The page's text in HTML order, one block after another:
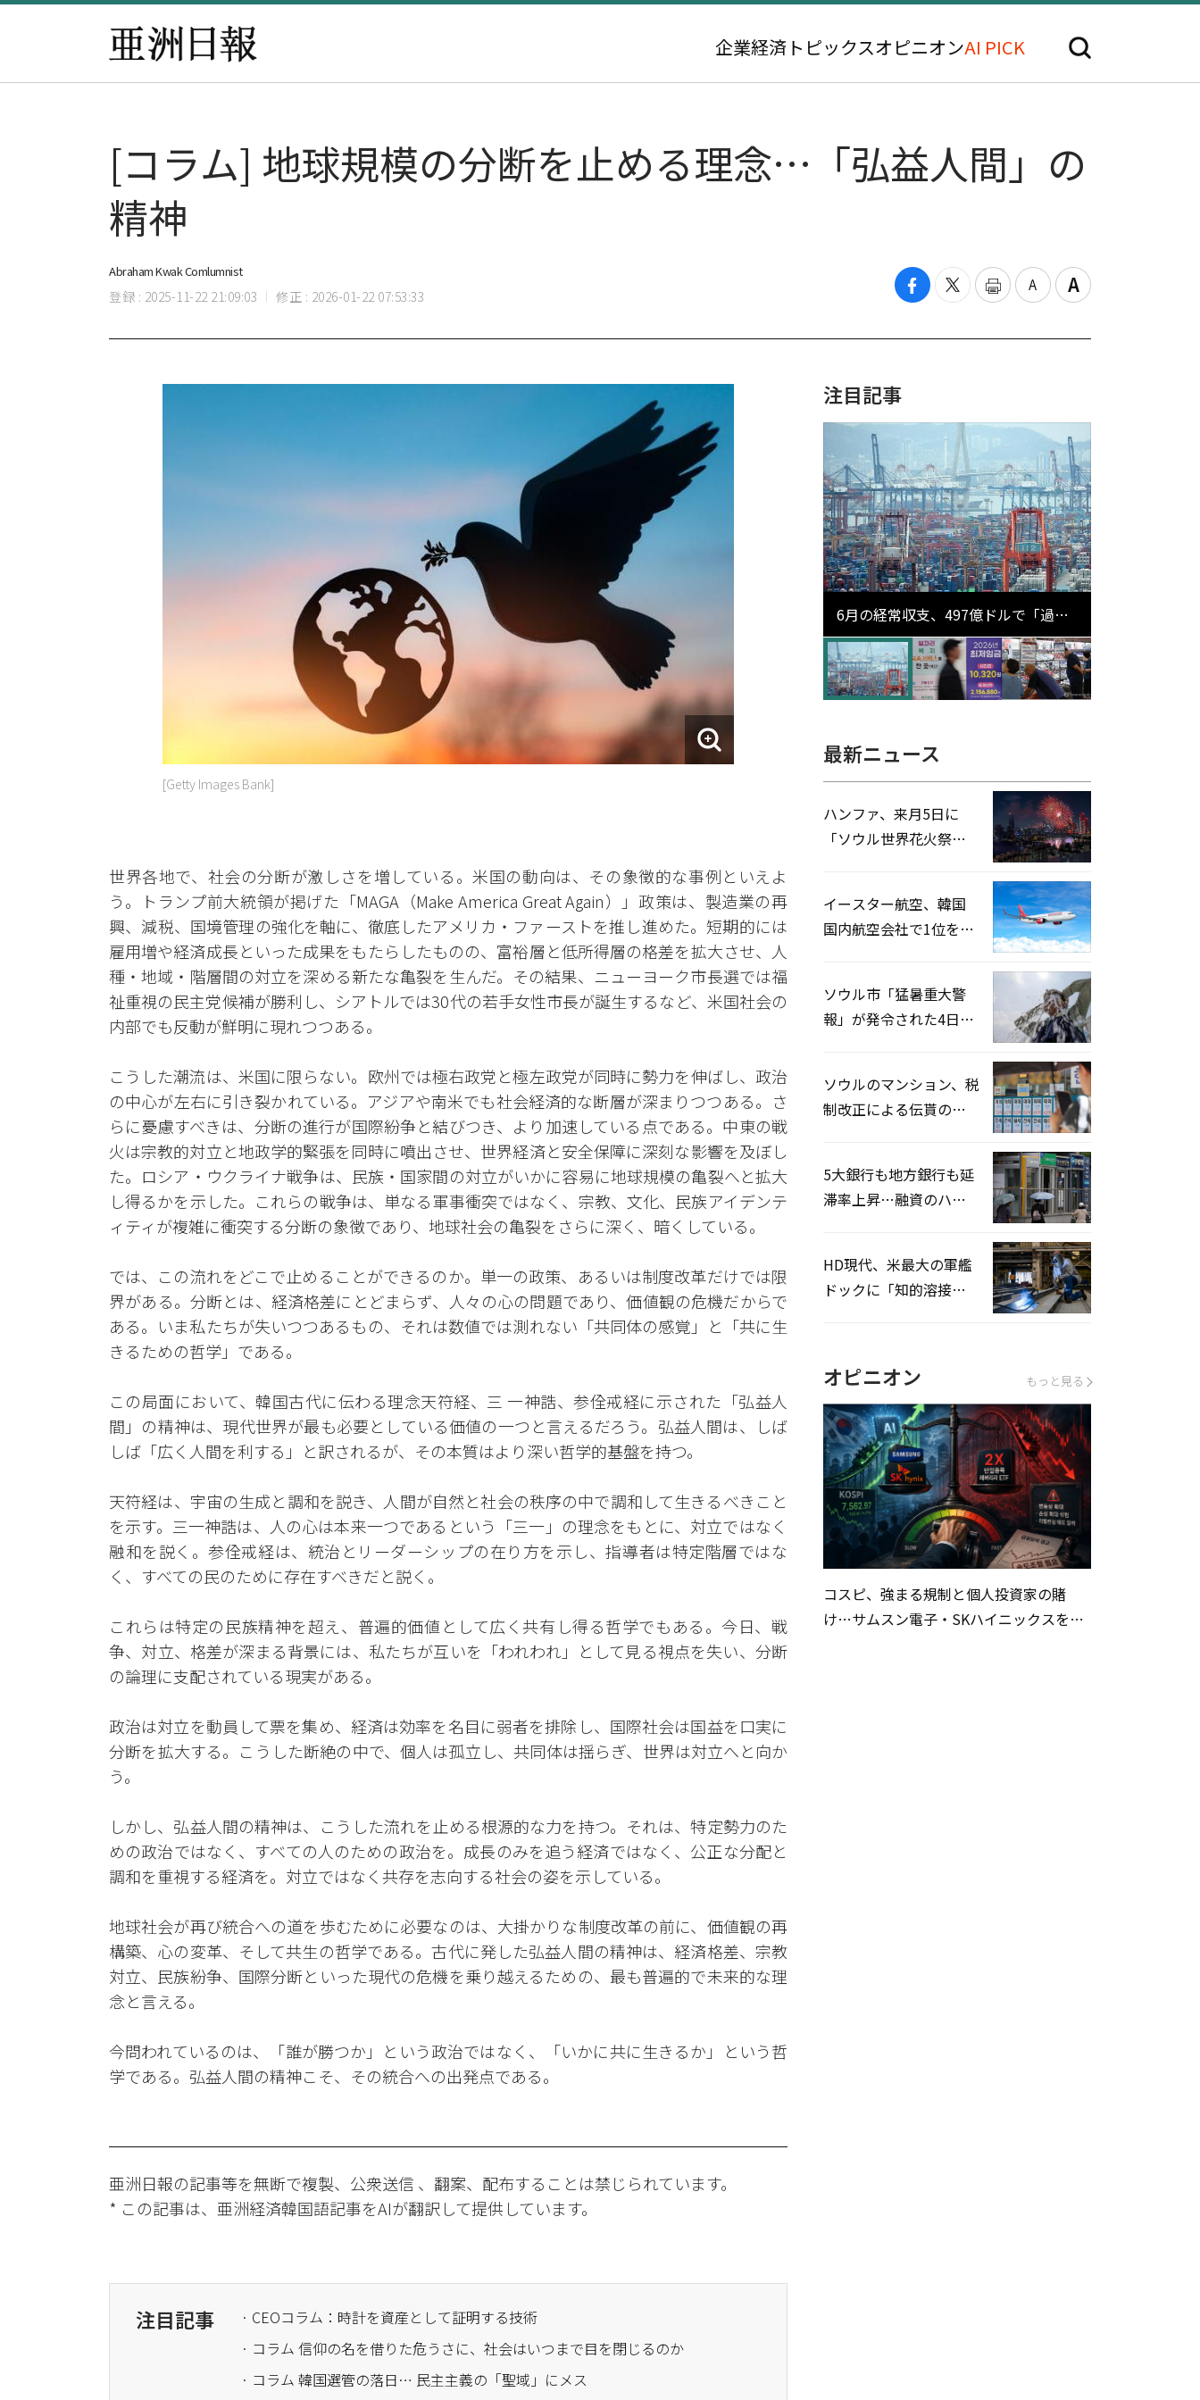
企業経済 トピックスオピニオンAI PICK
[コラム] 地球規模の分断を止める理念…「弘益人間」の
精神
Abraham Kwak Comlumnist
登録 : 2025-11-22 21:09:03 修正 : 2026-01-22 07:53:33
[Getty Images Bank]
世界各地で、社会の分断が激しさを増している。米国の動向は、その象徴的な事例といえよ
う。トランプ前大統領が掲げた「MAGA（Make America Great Again）」政策は、製造業の再
興、減税、国境管理の強化を軸に、徹底したアメリカ・ファーストを推し進めた。短期的には
雇用増や経済成長といった成果をもたらしたものの、富裕層と低所得層の格差を拡大させ、人
種・地域・階層間の対立を深める新たな亀裂を生んだ。その結果、ニューヨーク市長選では福
祉重視の民主党候補が勝利し、シアトルでは30代の若手女性市長が誕生するなど、米国社会の
内部でも反動が鮮明に現れつつある。
こうした潮流は、米国に限らない。欧州では極右政党と極左政党が同時に勢力を伸ばし、政治
の中心が左右に引き裂かれている。アジアや南米でも社会経済的な断層が深まりつつある。さ
らに憂慮すべきは、分断の進行が国際紛争と結びつき、より加速している点である。中東の戦
火は宗教的対立と地政学的緊張を同時に噴出させ、世界経済と安全保障に深刻な影響を及ぼし
た。ロシア・ウクライナ戦争は、民族・国家間の対立がいかに容易に地球規模の亀裂へと拡大
し得るかを示した。これらの戦争は、単なる軍事衝突ではなく、宗教、文化、民族アイデンテ
ィティが複雑に衝突する分断の象徴であり、地球社会の亀裂をさらに深く、暗くしている。
では、この流れをどこで止めることができるのか。単一の政策、あるいは制度改革だけでは限
界がある。分断とは、経済格差にとどまらず、人々の心の問題であり、価値観の危機だからで
ある。いま私たちが失いつつあるもの、それは数値では測れない「共同体の感覚」と「共に生
きるための哲学」である。
この局面において、韓国古代に伝わる理念天符経、三 一神誥、参佺戒経に示された「弘益人
間」の精神は、現代世界が最も必要としている価値の一つと言えるだろう。弘益人間は、しば
しば「広く人間を利する」と訳されるが、その本質はより深い哲学的基盤を持つ。
天符経は、宇宙の生成と調和を説き、人間が自然と社会の秩序の中で調和して生きるべきこと
を示す。三一神誥は、人の心は本来一つであるという「三一」の理念をもとに、対立ではなく
融和を説く。参佺戒経は、統治とリーダーシップの在り方を示し、指導者は特定階層ではな
く、すべての民のために存在すべきだと説く。
これらは特定の民族精神を超え、普遍的価値として広く共有し得る哲学でもある。今日、戦
争、対立、格差が深まる背景には、私たちが互いを「われわれ」として見る視点を失い、分断
の論理に支配されている現実がある。
政治は対立を動員して票を集め、経済は効率を名目に弱者を排除し、国際社会は国益を口実に
分断を拡大する。こうした断絶の中で、個人は孤立し、共同体は揺らぎ、世界は対立へと向か
う。
しかし、弘益人間の精神は、こうした流れを止める根源的な力を持つ。それは、特定勢力のた
めの政治ではなく、すべての人のための政治を。成長のみを追う経済ではなく、公正な分配と
調和を重視する経済を。対立ではなく共存を志向する社会の姿を示している。
地球社会が再び統合への道を歩むために必要なのは、大掛かりな制度改革の前に、価値観の再
構築、心の変革、そして共生の哲学である。古代に発した弘益人間の精神は、経済格差、宗教
対立、民族紛争、国際分断といった現代の危機を乗り越えるための、最も普遍的で未来的な理
念と言える。
今問われているのは、「誰が勝つか」という政治ではなく、「いかに共に生きるか」という哲
学である。弘益人間の精神こそ、その統合への出発点である。
亜洲日報の記事等を無断で複製、公衆送信 、翻案、配布することは禁じられています。
* この記事は、亜洲経済韓国語記事をAIが翻訳して提供しています。
注目記事
· CEOコラム：時計を資産として証明する技術
· コラム 信仰の名を借りた危うさに、社会はいつまで目を閉じるのか
· コラム 韓国選管の落日… 民主主義の「聖域」にメス
注目記事
6月の経常収支、497億ドルで「過去
最大」…輸出が初の1000億ドル突破
最新ニュース
ハンファ、来月5日に
「ソウル世界花火祭り
イースター航空、韓国
国内航空会社で1位を記
ソウル市「猛暑重大警
報」が発令された4日、
ソウルのマンション、税
制改正による伝貰の月
5大銀行も地方銀行も延
滞率上昇…融資のハー
HD現代、米最大の軍艦
ドックに「知的溶接」
オピニオン もっと見る
コスピ、強まる規制と個人投資家の賭
け…サムスン電子・SKハイニックスを巡